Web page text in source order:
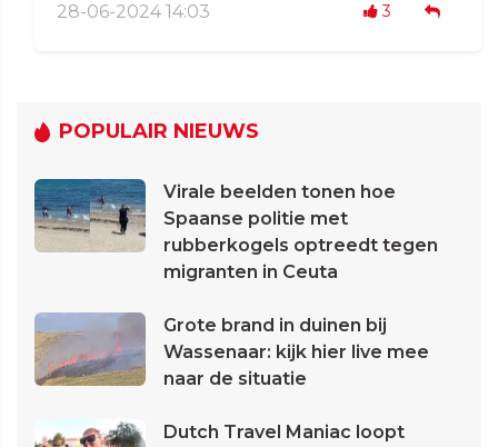
28-06-2024 14:03 3
POPULAIR NIEUWS
Virale beelden tonen hoe
Spaanse politie met
rubberkogels optreedt tegen
migranten in Ceuta
Grote brand in duinen bij
Wassenaar: kijk hier live mee
naar de situatie
Dutch Travel Maniac loopt